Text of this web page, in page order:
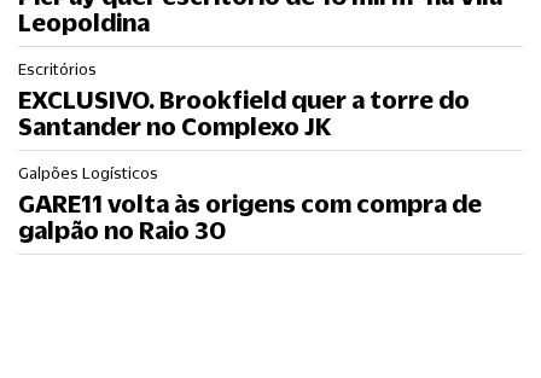
Leopoldina
Escritórios
EXCLUSIVO. Brookfield quer a torre do
Santander no Complexo JK
Galpões Logísticos
GARE11 volta às origens com compra de
galpão no Raio 30